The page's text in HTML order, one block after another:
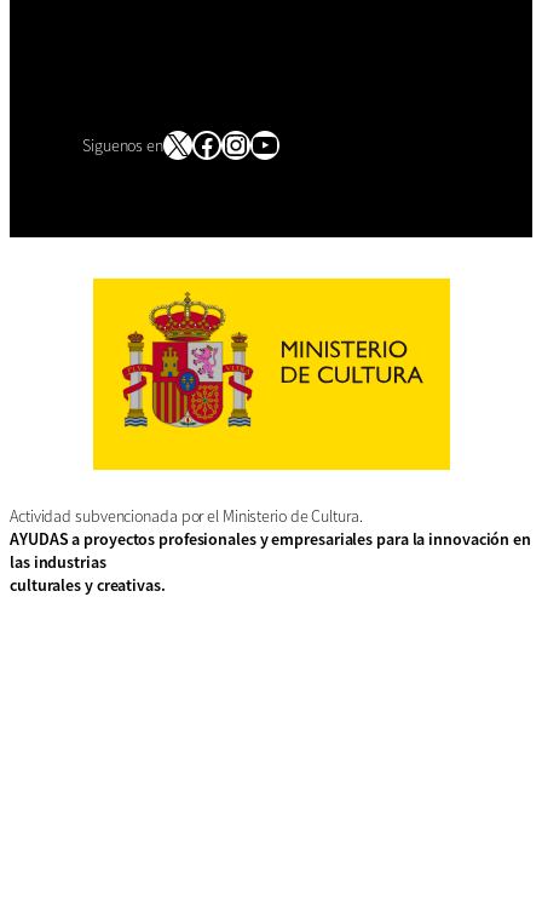
Siguenos enX Facebook InstagramYouTube
Actividad subvencionada por el Ministerio de Cultura.
AYUDAS a proyectos profesionales y empresariales para la innovación en
las industrias
culturales y creativas.